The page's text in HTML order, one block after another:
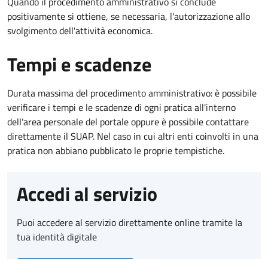
positivamente si ottiene, se necessaria, l'autorizzazione allo
svolgimento dell'attività economica.
Tempi e scadenze
Durata massima del procedimento amministrativo: è possibile
verificare i tempi e le scadenze di ogni pratica all'interno
dell'area personale del portale oppure è possibile contattare
direttamente il SUAP. Nel caso in cui altri enti coinvolti in una
pratica non abbiano pubblicato le proprie tempistiche.
Accedi al servizio
Puoi accedere al servizio direttamente online tramite la
tua identità digitale